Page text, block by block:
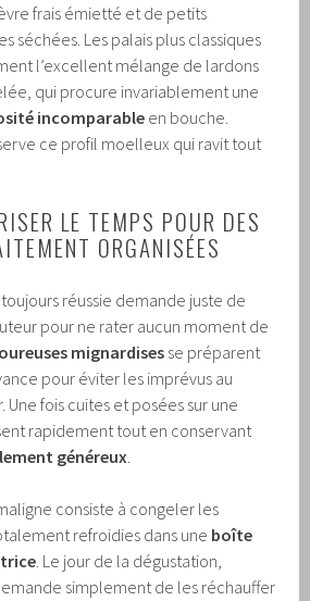
frais émietté et de petits
séchées. Les palais plus classiques
l’excellent mélange de lardons
qui procure invariablement une
incomparable en bouche.
ce profil moelleux qui ravit tout
LE TEMPS POUR DES
ORGANISÉES
réussie demande juste de
pour ne rater aucun moment de
mignardises se préparent
pour éviter les imprévus au
fois cuites et posées sur une
rapidement tout en conservant
généreux.
consiste à congeler les
refroidies dans une boîte
. Le jour de la dégustation,
simplement de les réchauffer